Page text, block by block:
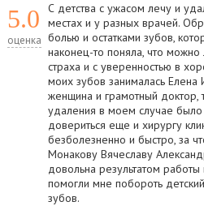
5.0
оценка
С детства с ужасом лечу и
местах и у разных врачей.
болью и остатками зубов,
наконец-то поняла, что можно
страха и с уверенностью в
моих зубов занималась Елена
женщина и грамотный доктор,
удаления в моем случае
довериться еще и хирургу
безболезненно и быстро, за
Монакову Вячеславу
довольна результатом
помогли мне побороть
зубов.